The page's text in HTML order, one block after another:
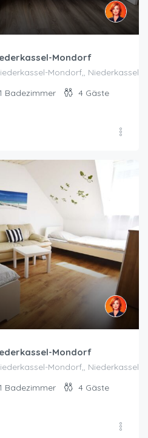
Mondorf
Mondorf,, Niederkassel-
Badezimmer 4 Gäste
Mondorf
Mondorf,, Niederkassel-
Badezimmer 4 Gäste